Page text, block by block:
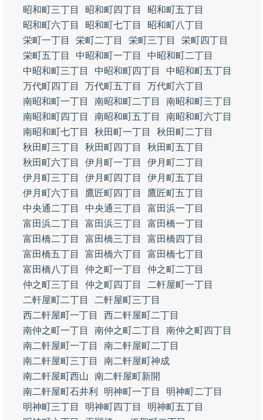
昭和町三丁目
昭和町四丁目
昭和町五丁目
昭和町六丁目
昭和町七丁目
昭和町八丁目
栄町一丁目
栄町二丁目 栄町三丁目
栄町四丁目
栄町五丁目
中昭和町一丁目
中昭和町二丁目
中昭和町三丁目
中昭和町四丁目
中昭和町五丁目
万代町四丁目
万代町五丁目
万代町六丁目
南昭和町一丁目
南昭和町二丁目
南昭和町三丁目
南昭和町四丁目
南昭和町五丁目
南昭和町六丁目
南昭和町七丁目
秋田町一丁目
秋田町二丁目
秋田町三丁目
秋田町四丁目
秋田町五丁目
秋田町六丁目
伊月町一丁目
伊月町二丁目
伊月町三丁目
伊月町四丁目
伊月町五丁目
伊月町六丁目
鷹匠町四丁目
鷹匠町五丁目
中央通二丁目
中央通三丁目
富田浜一丁目
富田浜二丁目
富田浜三丁目
富田橋一丁目
富田橋二丁目
富田橋三丁目
富田橋四丁目
富田橋五丁目
富田橋六丁目
富田橋七丁目
富田橋八丁目
仲之町一丁目
仲之町二丁目
仲之町三丁目
仲之町四丁目
二軒屋町一丁目
二軒屋町二丁目
二軒屋町三丁目
西二軒屋町一丁目
西二軒屋町二丁目
南仲之町一丁目
南仲之町二丁目
南仲之町四丁目
南二軒屋町一丁目
南二軒屋町二丁目
南二軒屋町三丁目
南二軒屋町神成
南二軒屋町西山
南二軒屋町新開
南二軒屋町石井利
明神町一丁目
明神町二丁目
明神町三丁目
明神町四丁目
明神町五丁目